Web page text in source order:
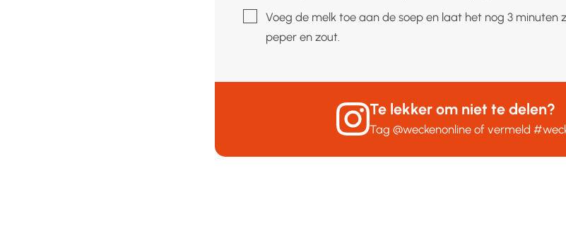
▢Voeg de melk toe aan de soep en laat het nog 3 minuten
peper en zout.
Te lekker om niet te delen?
Tag@weckenonline of vermeld